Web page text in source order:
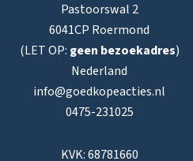
Pastoorswal 2
6041CP Roermond
(LET OP: geen bezoekadres)
Nederland
info@goedkopeacties.nl
0475-231025
KVK: 68781660